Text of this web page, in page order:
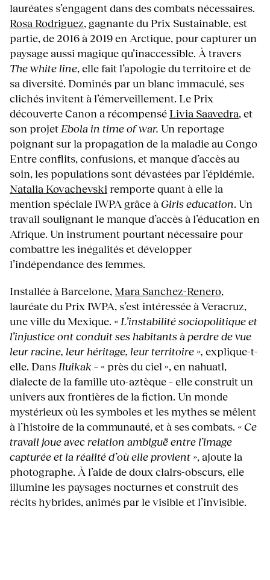
lauréates s’engagent dans des combats nécessaires.
Rosa Rodriguez, gagnante du Prix Sustainable, est
partie, de 2016 à 2019 en Arctique, pour capturer un
paysage aussi magique qu’inaccessible. À travers
The white line, elle fait l’apologie du territoire et de
sa diversité. Dominés par un blanc immaculé, ses
clichés invitent à l’émerveillement. Le Prix
découverte Canon a récompensé Livia Saavedra, et
son projet Ebola in time of war. Un reportage
poignant sur la propagation de la maladie au Congo
Entre conflits, confusions, et manque d’accès au
soin, les populations sont dévastées par l’épidémie.
Natalia Kovachevski remporte quant à elle la
mention spéciale IWPA grâce à Girls education. Un
travail soulignant le manque d’accès à l’éducation en
Afrique. Un instrument pourtant nécessaire pour
combattre les inégalités et développer
l’indépendance des femmes.
Installée à Barcelone, Mara Sanchez-Renero,
lauréate du Prix IWPA, s’est intéressée à Veracruz,
une ville du Mexique. « L’instabilité sociopolitique et
l’injustice ont conduit ses habitants à perdre de vue
leur racine, leur héritage, leur territoire », explique-t-
elle. Dans Iluikak– « près du ciel », en nahuatl,
dialecte de la famille uto-aztèque – elle construit un
univers aux frontières de la fiction. Un monde
mystérieux où les symboles et les mythes se mêlent
à l’histoire de la communauté, et à ses combats. « Ce
travail joue avec relation ambiguë entre l’image
capturée et la réalité d’où elle provient », ajoute la
photographe. À l’aide de doux clairs-obscurs, elle
illumine les paysages nocturnes et construit des
récits hybrides, animés par le visible et l’invisible.